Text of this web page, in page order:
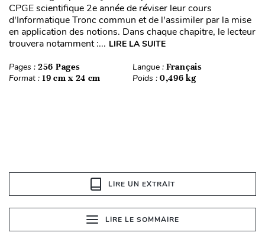
CPGE scientifique 2e année de réviser leur cours
d'Informatique Tronc commun et de l'assimiler par la mise
en application des notions. Dans chaque chapitre, le lecteur
trouvera notamment :... LIRE LA SUITE
Pages : 256 Pages Langue : Français
Format : 19 cm x 24 cm Poids : 0,496 kg
LIRE UN EXTRAIT
LIRE LE SOMMAIRE